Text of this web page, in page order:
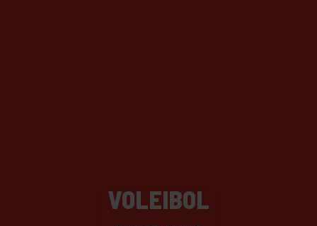
VOLEIBOL